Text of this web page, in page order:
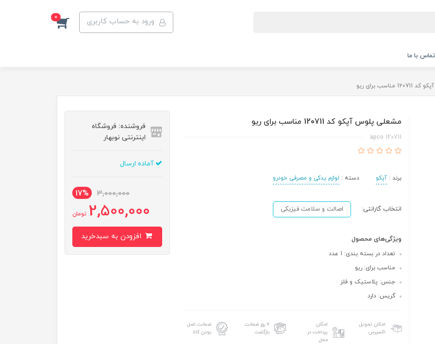
ورود به حساب کاربری 0
تماس با ما
برای ریو
مشعلی پلوس آپکو کد 120711 مناسب برای ریو
120711 apco
برند : آپکو دسته : لوازم یدکی و مصرفی خودرو
انتخاب گارانتی: اصالت و سلامت فیزیکی
ویژگی‌های محصول
تعداد در بسته بندی: 1 عدد
مناسب برای: ریو
جنس: پلاستیک و فلز
گریس: دارد
امکان تحویل
اکسپرس
امکان
پرداخت در
محل
۷ روز ضمانت
بازگشت
ضمانت اصل
بودن کالا
فروشنده: فروشگاه
اینترنتی نوبهار
آماده ارسال
3,000,000
17%
2,500,000 تومان